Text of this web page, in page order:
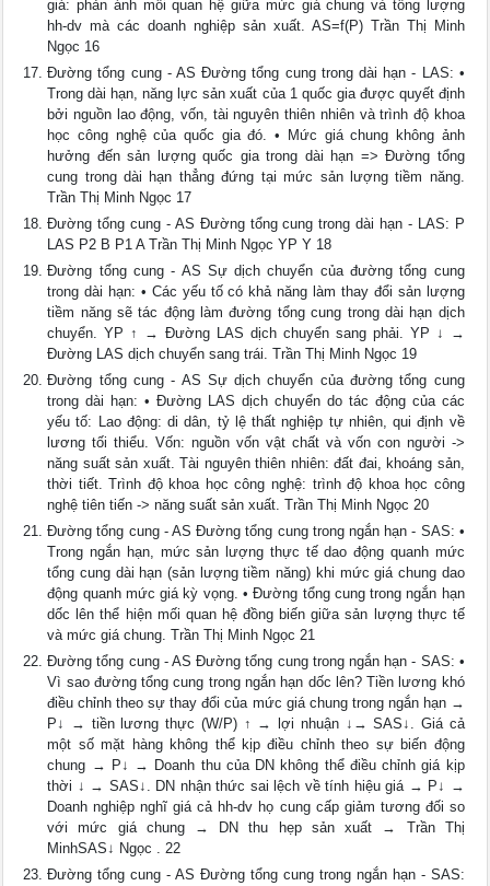
giá: phản ánh mối quan hệ giữa mức giá chung và tổng lượng
hh-dv mà các doanh nghiệp sản xuất. AS=f(P) Trần Thị Minh
Ngọc 16
Đường tổng cung - AS Đường tổng cung trong dài hạn - LAS: •
Trong dài hạn, năng lực sản xuất của 1 quốc gia được quyết định
bởi nguồn lao động, vốn, tài nguyên thiên nhiên và trình độ khoa
học công nghệ của quốc gia đó. • Mức giá chung không ảnh
hưởng đến sản lượng quốc gia trong dài hạn => Đường tổng
cung trong dài hạn thẳng đứng tại mức sản lượng tiềm năng.
Trần Thị Minh Ngọc 17
Đường tổng cung - AS Đường tổng cung trong dài hạn - LAS: P
LAS P2 B P1 A Trần Thị Minh Ngọc YP Y 18
Đường tổng cung - AS Sự dịch chuyển của đường tổng cung
trong dài hạn: • Các yếu tố có khả năng làm thay đổi sản lượng
tiềm năng sẽ tác động làm đường tổng cung trong dài hạn dịch
chuyển. YP ↑ → Đường LAS dịch chuyển sang phải. YP ↓ →
Đường LAS dịch chuyển sang trái. Trần Thị Minh Ngọc 19
Đường tổng cung - AS Sự dịch chuyển của đường tổng cung
trong dài hạn: • Đường LAS dịch chuyển do tác động của các
yếu tố: Lao động: di dân, tỷ lệ thất nghiệp tự nhiên, qui định về
lương tối thiểu. Vốn: nguồn vốn vật chất và vốn con người ->
năng suất sản xuất. Tài nguyên thiên nhiên: đất đai, khoáng sản,
thời tiết. Trình độ khoa học công nghệ: trình độ khoa học công
nghệ tiên tiến -> năng suất sản xuất. Trần Thị Minh Ngọc 20
Đường tổng cung - AS Đường tổng cung trong ngắn hạn - SAS: •
Trong ngắn hạn, mức sản lượng thực tế dao động quanh mức
tổng cung dài hạn (sản lượng tiềm năng) khi mức giá chung dao
động quanh mức giá kỳ vọng. • Đường tổng cung trong ngắn hạn
dốc lên thể hiện mối quan hệ đồng biến giữa sản lượng thực tế
và mức giá chung. Trần Thị Minh Ngọc 21
Đường tổng cung - AS Đường tổng cung trong ngắn hạn - SAS: •
Vì sao đường tổng cung trong ngắn hạn dốc lên? Tiền lương khó
điều chỉnh theo sự thay đổi của mức giá chung trong ngắn hạn →
P↓ → tiền lương thực (W/P) ↑ → lợi nhuận ↓→ SAS↓. Giá cả
một số mặt hàng không thể kịp điều chỉnh theo sự biến động
chung → P↓ → Doanh thu của DN không thể điều chỉnh giá kịp
thời ↓ → SAS↓. DN nhận thức sai lệch về tính hiệu giá → P↓ →
Doanh nghiệp nghĩ giá cả hh-dv họ cung cấp giảm tương đối so
với mức giá chung → DN thu hẹp sản xuất → Trần Thị
MinhSAS↓ Ngọc . 22
Đường tổng cung - AS Đường tổng cung trong ngắn hạn - SAS: